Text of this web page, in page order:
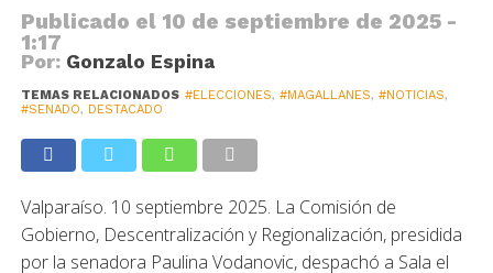
Publicado el 10 de septiembre de 2025 -
1:17
Por: Gonzalo Espina
TEMAS RELACIONADOS #ELECCIONES, #MAGALLANES, #NOTICIAS,
#SENADO, DESTACADO
Valparaíso. 10 septiembre 2025. La Comisión de
Gobierno, Descentralización y Regionalización, presidida
por la senadora Paulina Vodanovic, despachó a Sala el